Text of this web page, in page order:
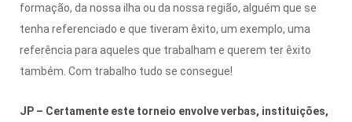
formação, da nossa ilha ou da nossa região, alguém que se
tenha referenciado e que tiveram êxito, um exemplo, uma
referência para aqueles que trabalham e querem ter êxito
também. Com trabalho tudo se consegue!
JP – Certamente este torneio envolve verbas, instituições,